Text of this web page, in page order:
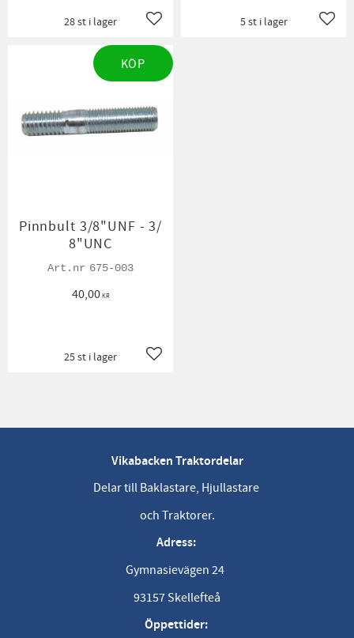
Lägg till i favoriter
28 st i lager 5 st i lager
Pinnbult 3/8"UNF - 3/
8"UNC
675-003
40,00KR
Lägg till i favoriter
25 st i lager
KÖP
Vikabacken Traktordelar
Delar till Baklastare, Hjullastare
och Traktorer.
Adress:
Gymnasievägen 24
93157 Skellefteå
Öppettider: